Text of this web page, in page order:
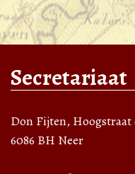
Secretariaat
Don Fijten, Hoogstraat
6086 BH Neer